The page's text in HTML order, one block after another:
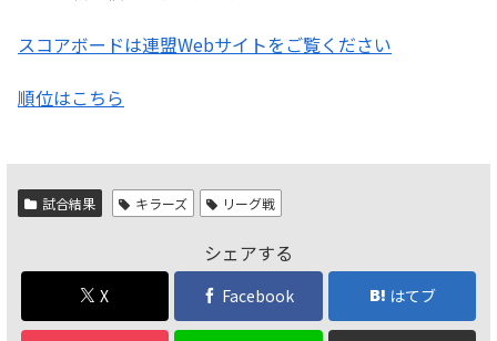
スコアボードは連盟Webサイトをご覧ください
順位はこちら
試合結果 キラーズ リーグ戦
シェアする
X Facebook はてブ